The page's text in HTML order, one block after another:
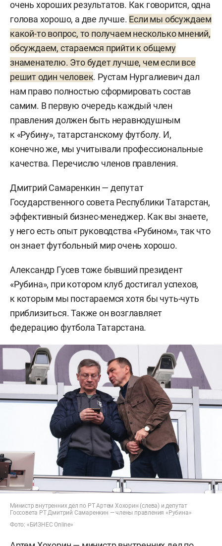
очень хороших результатов. Как говорится, одна
голова хорошо, а две лучше. Если мы обсуждаем
какой-то вопрос, то получаем несколько мнений,
обсуждаем, стараемся прийти к общему
знаменателю. Это будет лучше, чем если все
решит один человек. Рустам Нургалиевич дал
нам право полностью сформировать состав
самим. В первую очередь каждый член
правления должен быть неравнодушным
к «Рубину», татарстанскому футболу. И,
конечно же, мы учитывали профессиональные
качества. Перечислю членов правления.
Дмитрий Самаренкин — депутат
Государственного совета Республики Татарстан,
эффективный бизнес-менеджер. Как вы знаете,
у него есть опыт руководства «Рубином», так что
он знает футбольный мир очень хорошо.
Александр Гусев тоже бывший президент
«Рубина», при котором клуб достигал успехов,
к которым мы постараемся хотя бы чуть-чуть
приблизиться. Также он возглавляет
федерацию футбола Татарстана.
Министр внутренних дел по РТ Артем Хохорин (слева) и депутат
Госсовета РТ Дмитрий Самаренкин — члены правления «Рубина»
Фото: «БИЗНЕС Online»